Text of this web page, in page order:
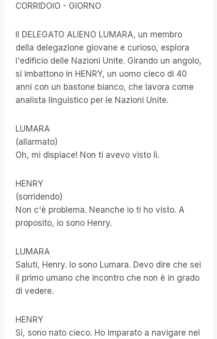
CORRIDOIO - GIORNO
Il DELEGATO ALIENO LUMARA, un membro
della delegazione giovane e curioso, esplora
l'edificio delle Nazioni Unite. Girando un angolo,
si imbattono in HENRY, un uomo cieco di 40
anni con un bastone bianco, che lavora come
analista linguistico per le Nazioni Unite.
LUMARA
(allarmato)
Oh, mi dispiace! Non ti avevo visto lì.
HENRY
(sorridendo)
Non c'è problema. Neanche io ti ho visto. A
proposito, io sono Henry.
LUMARA
Saluti, Henry. Io sono Lumara. Devo dire che sei
il primo umano che incontro che non è in grado
di vedere.
HENRY
Sì, sono nato cieco. Ho imparato a navigare nel